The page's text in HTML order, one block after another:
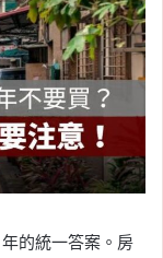
的統一答案。房